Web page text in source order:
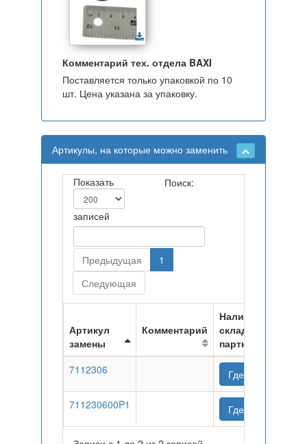
Комментарий тех. отдела BAXI
Поставляется только упаковкой по 10
шт. Цена указана за упаковку.
Артикулы, на которые можно заменить
Показать
записей
Поиск:
Предыдущая
1
Следующая
Артикул
замены
Комментарий
Наличие на
складах
партнеров
7112306
Где купить
711230600P1 Где купить